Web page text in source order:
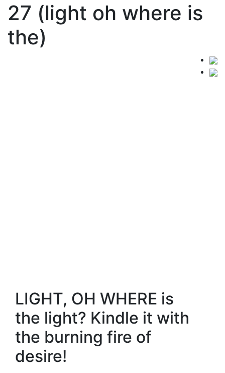
27 (light oh where is
the)
LIGHT, OH WHERE is
the light? Kindle it with
the burning fire of
desire!